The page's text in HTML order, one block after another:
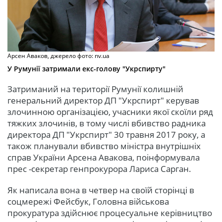
Арсен Аваков, джерело фото: nv.ua
У Румунії затримали екс-голову "Укрспирту"
Затриманий на території Румунії колишній
генеральний директор ДП "Укрспирт" керував
злочинною організацією, учасники якої скоїли ряд
тяжких злочинів, в тому числі вбивство радника
директора ДП "Укрспирт" 30 травня 2017 року, а
також планували вбивство міністра внутрішніх
справ України Арсена Авакова, поінформувала
прес -секретар генпрокурора Лариса Сарган.
Як написала вона в четвер на своїй сторінці в
соцмережі Фейсбук, Головна військова
прокуратура здійснює процесуальне керівництво